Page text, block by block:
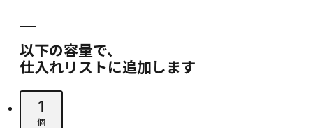
以下の容量で、
仕入れリストに追加します
1
個